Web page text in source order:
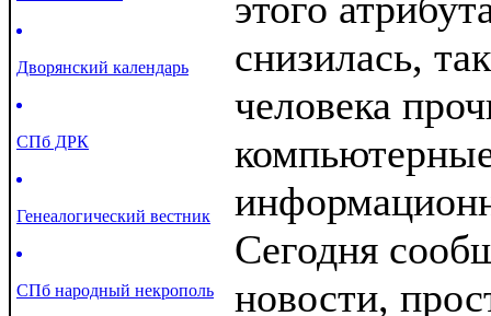
Дворянский календарь
СПб ДРК
Генеалогический вестник
СПб народный некрополь
этого
снизилась,
человека
Сегодня
новости,